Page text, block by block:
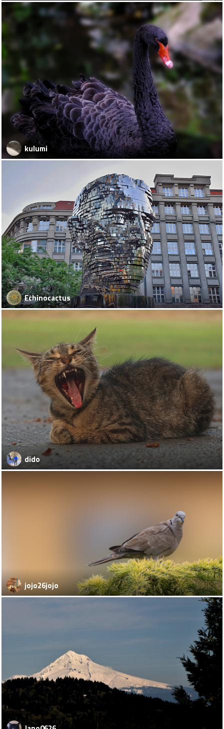
kulumi
Echinocactus
dido
jojo26jojo